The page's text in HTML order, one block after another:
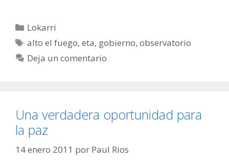
Categorías
Lokarri
Etiquetas
alto el fuego,eta, gobierno,observatorio
Deja un comentario
Una verdadera oportunidad para
la paz
14 enero 2011 por Paul Rios